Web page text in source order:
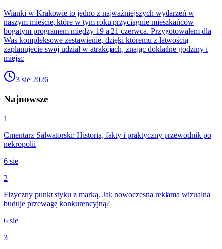
Wianki w Krakowie to jedno z najważniejszych wydarzeń w
naszym mieście, które w tym roku przyciągnie mieszkańców
bogatym programem między 19 a 21 czerwca. Przygotowałem dla
Was kompleksowe zestawienie, dzięki któremu z łatwością
zaplanujecie swój udział w atrakcjach, znając dokładne godziny i
miejsc
3 sie 2026
Najnowsze
1
Cmentarz Salwatorski: Historia, fakty i praktyczny przewodnik po
nekropolii
6 sie
2
Fizyczny punkt styku z marką. Jak nowoczesna reklama wizualna
buduje przewagę konkurencyjną?
6 sie
3